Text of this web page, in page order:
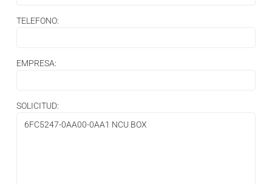
TELEFONO:
EMPRESA:
SOLICITUD: